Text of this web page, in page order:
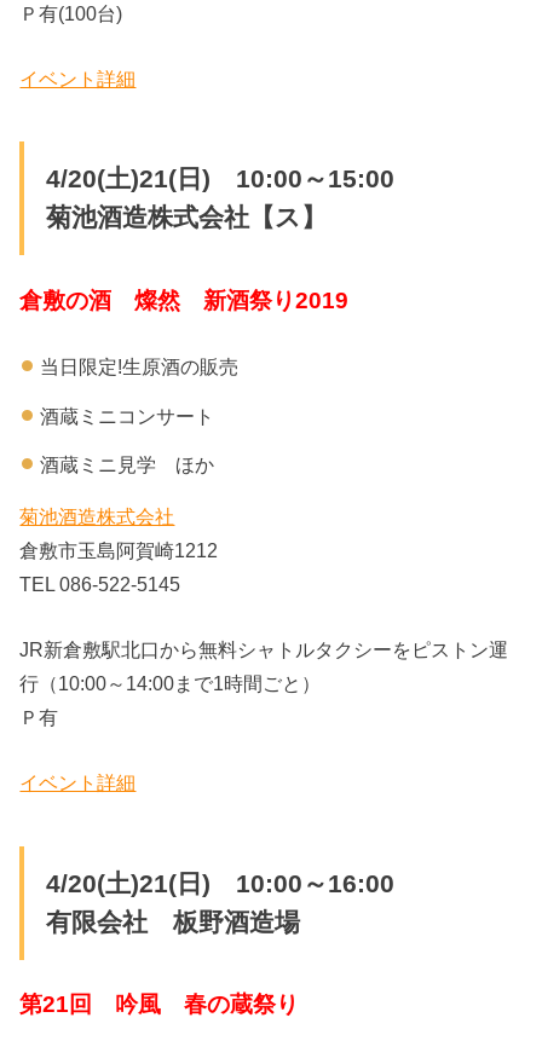
Ｐ有(100台)
イベント詳細
4/20(土)21(日) 10:00～15:00
菊池酒造株式会社【ス】
倉敷の酒 燦然 新酒祭り2019
当日限定!生原酒の販売
酒蔵ミニコンサート
酒蔵ミニ見学 ほか
菊池酒造株式会社
倉敷市玉島阿賀崎1212
TEL 086-522-5145
JR新倉敷駅北口から無料シャトルタクシーをピストン運
行（10:00～14:00まで1時間ごと）
Ｐ有
イベント詳細
4/20(土)21(日) 10:00～16:00
有限会社 板野酒造場
第21回 吟風 春の蔵祭り